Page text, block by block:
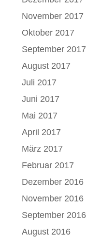
November 2017
Oktober 2017
September 2017
August 2017
Juli 2017
Juni 2017
Mai 2017
April 2017
März 2017
Februar 2017
Dezember 2016
November 2016
September 2016
August 2016